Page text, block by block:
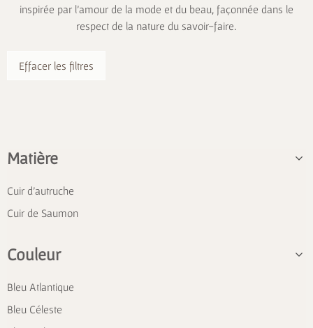
inspirée par l’amour de la mode et du beau, façonnée dans le
respect de la nature du savoir-faire.
Effacer les filtres
Matière
Cuir d'autruche
Cuir de Saumon
Couleur
Bleu Atlantique
Bleu Céleste